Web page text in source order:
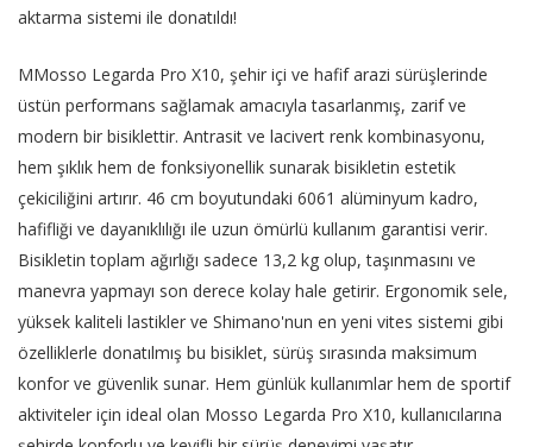
aktarma sistemi ile donatıldı!
MMosso Legarda Pro X10, şehir içi ve hafif arazi sürüşlerinde
üstün performans sağlamak amacıyla tasarlanmış, zarif ve
modern bir bisiklettir. Antrasit ve lacivert renk kombinasyonu,
hem şıklık hem de fonksiyonellik sunarak bisikletin estetik
çekiciliğini artırır. 46 cm boyutundaki 6061 alüminyum kadro,
hafifliği ve dayanıklılığı ile uzun ömürlü kullanım garantisi verir.
Bisikletin toplam ağırlığı sadece 13,2 kg olup, taşınmasını ve
manevra yapmayı son derece kolay hale getirir. Ergonomik sele,
yüksek kaliteli lastikler ve Shimano'nun en yeni vites sistemi gibi
özelliklerle donatılmış bu bisiklet, sürüş sırasında maksimum
konfor ve güvenlik sunar. Hem günlük kullanımlar hem de sportif
aktiviteler için ideal olan Mosso Legarda Pro X10, kullanıcılarına